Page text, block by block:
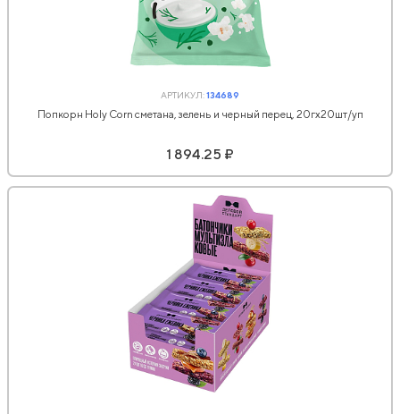
АРТИКУЛ:134689
Попкорн Holy Corn сметана, зелень и черный перец, 20гx20шт/уп
1 894.25 ₽